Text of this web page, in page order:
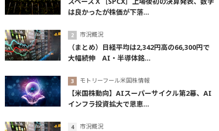
は良かったが株価が下落...
市況概況
（まとめ）日経平均は2,342円高の66,300円で
大幅続伸 AI・半導体銘...
モトリーフール米国株情報
【米国株動向】AIスーパーサイクル第2幕、AI
インフラ投資拡大で恩恵...
市況概況